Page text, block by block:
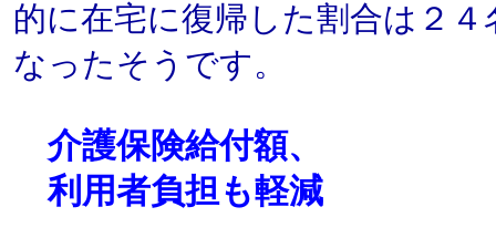
的に在宅に復帰した割合は２
なったそうです。
介護保険給付額、
利用者負担も軽減